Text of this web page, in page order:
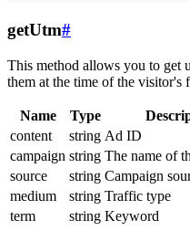
getUtm#
This method allows you to get
them at the time of the visitor's
Name Type
content
string Ad ID
campaign string The name of
source
string Campaign
medium
string Traffic type
term
string Keyword